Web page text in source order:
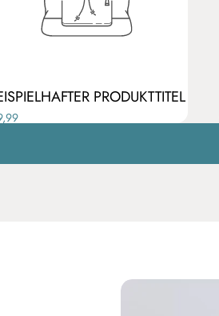
PRODUKTTITEL